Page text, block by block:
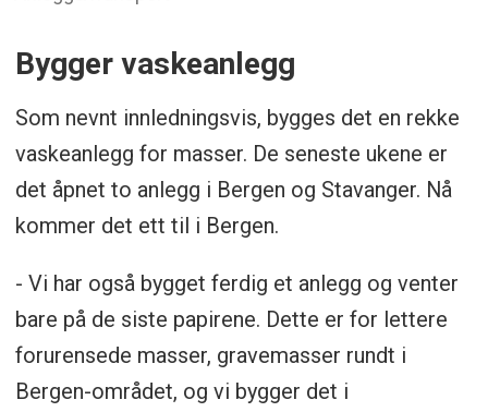
Bygger vaskeanlegg
Som nevnt innledningsvis, bygges det en rekke
vaskeanlegg for masser. De seneste ukene er
det åpnet to anlegg i Bergen og Stavanger. Nå
kommer det ett til i Bergen.
- Vi har også bygget ferdig et anlegg og venter
bare på de siste papirene. Dette er for lettere
forurensede masser, gravemasser rundt i
Bergen-området, og vi bygger det i